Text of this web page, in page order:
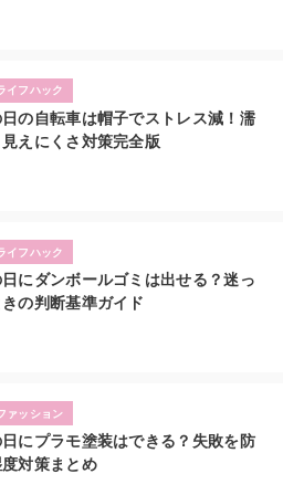
イフハック
の自転車は帽子でストレス減！濡
えにくさ対策完全版
イフハック
にダンボールゴミは出せる？迷っ
の判断基準ガイド
ァッション
にプラモ塗装はできる？失敗を防
度対策まとめ